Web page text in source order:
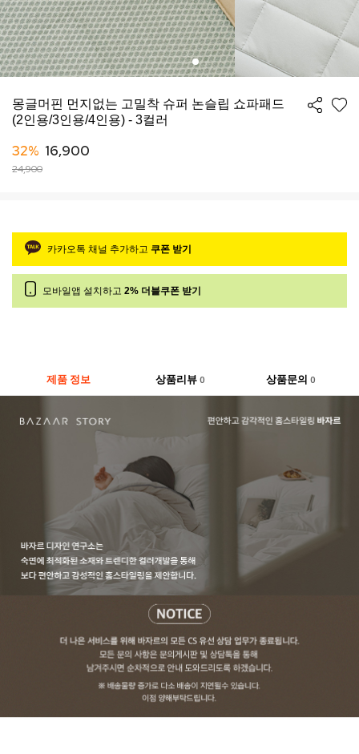
몽글머핀 먼지없는 고밀착 슈퍼 논슬립 쇼파패드
(2인용/3인용/4인용) - 3컬러
32% 16,900
24,900
카카오톡 채널 추가하고 쿠폰 받기
모바일앱 설치하고 2% 더블쿠폰 받기
제품 정보 상품리뷰 0 상품문의0